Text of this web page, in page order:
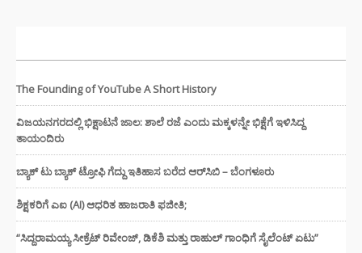
The Founding of YouTube A Short History
ವಿಜಯನಗರದಲ್ಲಿ ಭಿಕ್ಷಾಟನೆ ಜಾಲ: ಶಾಲೆ ರಜೆ ಎಂದು ಮಕ್ಕಳನ್ನೇ ಭಿಕ್ಷೆಗೆ ಇಳಿಸಿದ್ದ
ತಾಯಂದಿರು
ಬ್ಯಾಕ್ ಟು ಬ್ಯಾಕ್ ಟ್ರೋಫಿ ಗೆದ್ದು ಇತಿಹಾಸ ಬರೆದ ಆರ್‌ಸಿಬಿ – ಬೆಂಗಳೂರು
ಶಿಕ್ಷಕರಿಗೆ ಎಐ (AI) ಆಧರಿತ ಹಾಜರಾತಿ ಫಜೀತಿ;
“ಸಿದ್ದರಾಮಯ್ಯ ಸೀಕ್ರೆಟ್ ರಿವೇಂಜ್‌, ಡಿಕೆಶಿ ಮತ್ತು ರಾಹುಲ್‌ ಗಾಂಧಿಗೆ ಸೈಲೆಂಟ್ ಏಟು”